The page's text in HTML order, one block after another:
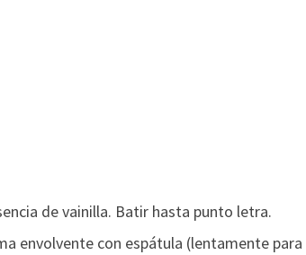
de vainilla. Batir hasta punto letra.
envolvente con espátula (lentamente para